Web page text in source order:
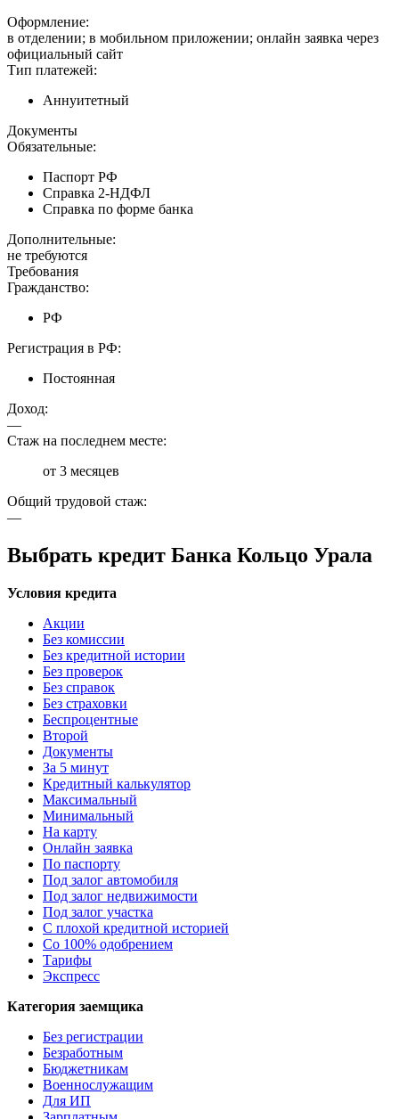
Оформление:
в отделении; в мобильном приложении; онлайн заявка через
официальный сайт
Тип платежей:
Аннуитетный
Документы
Обязательные:
Паспорт РФ
Справка 2-НДФЛ
Справка по форме банка
Дополнительные:
не требуются
Требования
Гражданство:
РФ
Регистрация в РФ:
Постоянная
Доход:
—
Стаж на последнем месте:
от 3 месяцев
Общий трудовой стаж:
—
Выбрать кредит Банка Кольцо Урала
Условия кредита
Акции
Без комиссии
Без кредитной истории
Без проверок
Без справок
Без страховки
Беспроцентные
Второй
Документы
За 5 минут
Кредитный калькулятор
Максимальный
Минимальный
На карту
Онлайн заявка
По паспорту
Под залог автомобиля
Под залог недвижимости
Под залог участка
С плохой кредитной историей
Со 100% одобрением
Тарифы
Экспресс
Категория заемщика
Без регистрации
Безработным
Бюджетникам
Военнослужащим
Для ИП